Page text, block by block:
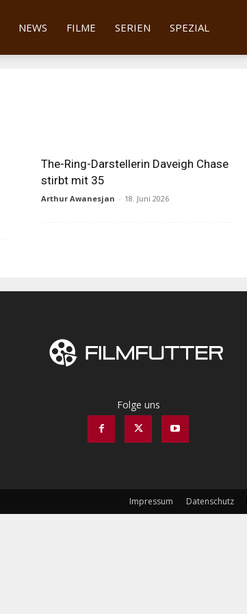
NEWS FILME SERIEN SPEZIAL
The-Ring-Darstellerin Daveigh Chase
stirbt mit 35
Arthur Awanesjan - 18. Juni 2026
Folge uns
Impressum Datenschutz